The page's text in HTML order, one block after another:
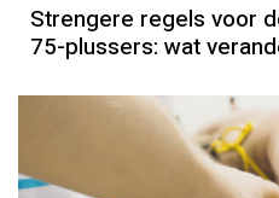
Strengere regels voor
75-plussers: wat